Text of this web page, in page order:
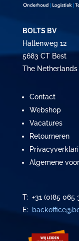
BOLTS BV
Hallenweg 12
5683 CT Best
The Netherlands
Contact
Webshop
Vacatures
Retourneren
Algemene
T: +31 (0)85 065
E: